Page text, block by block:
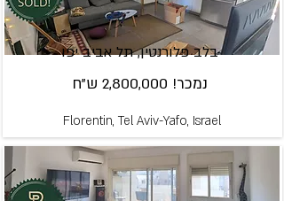
בלב פלורנטין, תל אביב יפו
נמכר! 2,800,000 ש"ח
Florentin, Tel Aviv-Yafo, Israel